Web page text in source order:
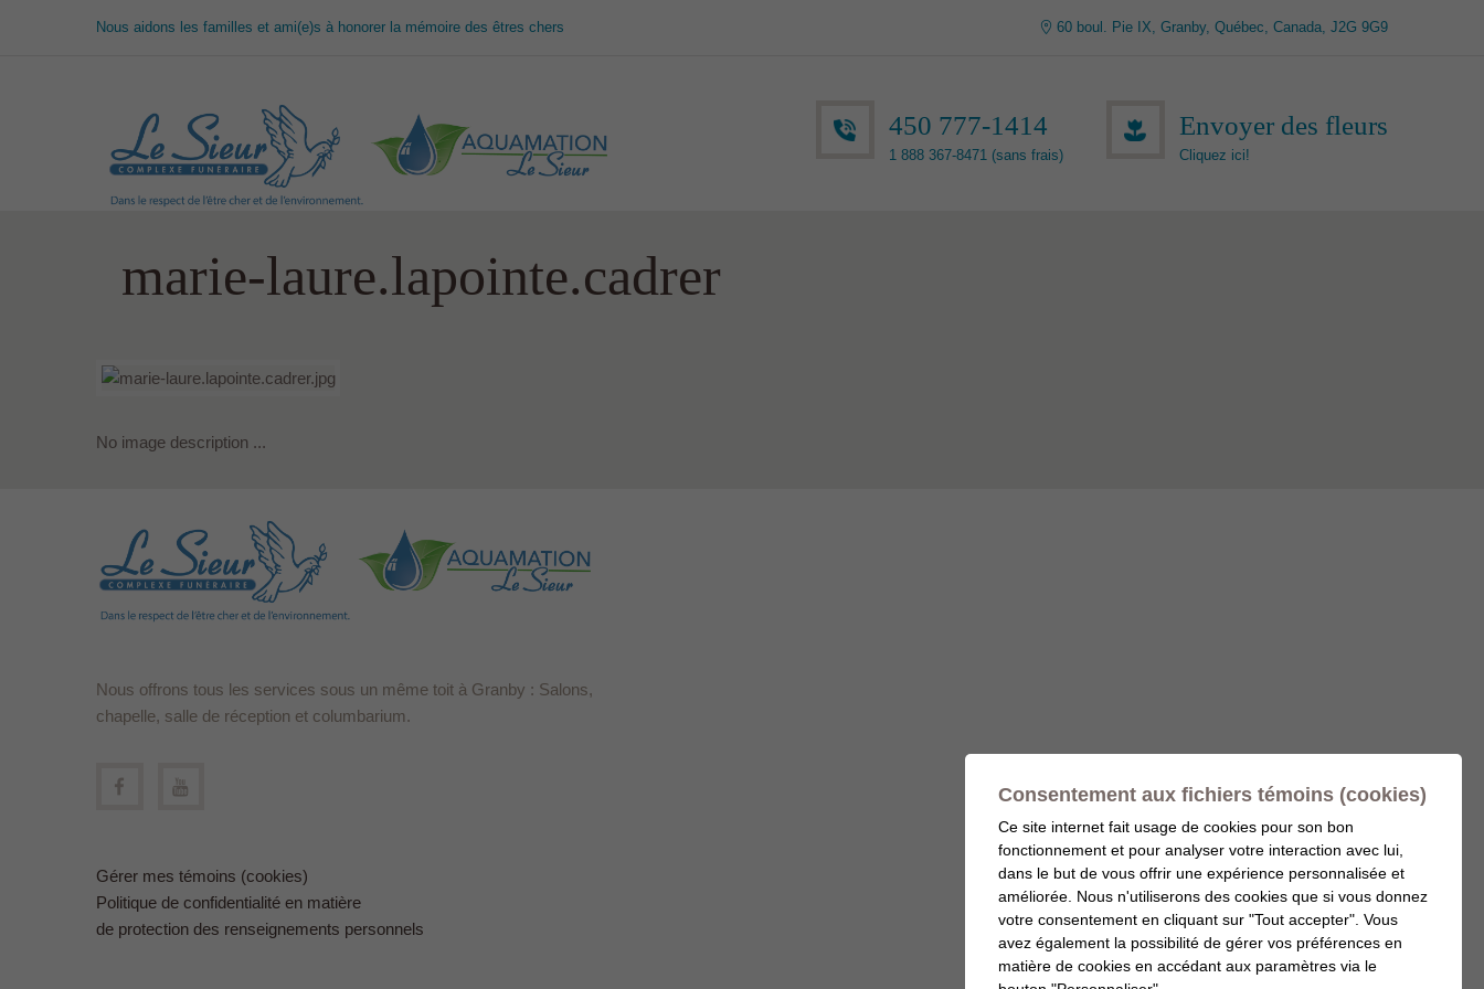
Nous aidons les familles et ami(e)s à honorer la mémoire des êtres chers 60 boul. Pie IX, Granby, Québec, Canada, J2G 9G9
450 777-1414
1 888 367-8471 (sans frais)
Envoyer des fleurs
Cliquez ici!
marie-laure.lapointe.cadrer
No image description ...
Nous offrons tous les services sous un même toit à Granby : Salons,
chapelle, salle de réception et columbarium.
Gérer mes témoins (cookies)
Politique de confidentialité en matière
de protection des renseignements personnels
Consentement aux fichiers témoins (cookies)
Ce site internet fait usage de cookies pour son bon
fonctionnement et pour analyser votre interaction avec lui,
dans le but de vous offrir une expérience personnalisée et
améliorée. Nous n'utiliserons des cookies que si vous donnez
votre consentement en cliquant sur "Tout accepter". Vous
avez également la possibilité de gérer vos préférences en
matière de cookies en accédant aux paramètres via le